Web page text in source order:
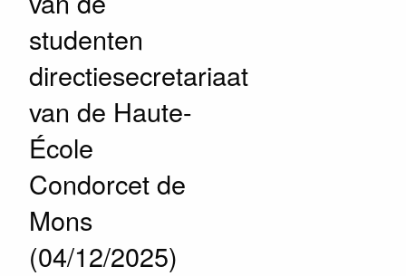
studenten
directiesecretariaat
van de Haute-
École
Condorcet de
Mons
(04/12/2025)